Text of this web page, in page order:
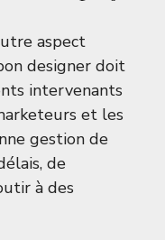
aspect
designer doit
intervenants
et les
gestion de
de
à des